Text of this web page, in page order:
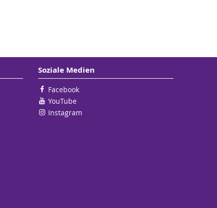
Soziale Medien
Facebook
YouTube
Instagram